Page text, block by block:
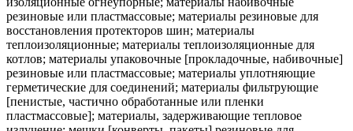
резиновые или пластмассовые; материалы резиновые для
восстановления протекторов шин; материалы
теплоизоляционные; материалы теплоизоляционные для
котлов; материалы упаковочные [прокладочные, набивочные]
резиновые или пластмассовые; материалы уплотняющие
герметические для соединений; материалы фильтрующие
[пенистые, частично обработанные или пленки
пластмассовые]; материалы, задерживающие тепловое